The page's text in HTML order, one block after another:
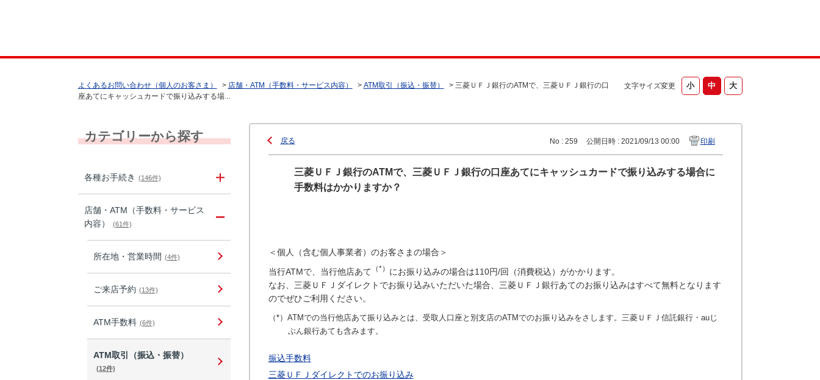
文字サイズ変更
よくあるお問い合わせ（個人のお客さま） > 店舗・ATM（手数料・サービス内容） > ATM取引（振込・振替） > 三菱ＵＦＪ銀行のATMで、三菱ＵＦＪ銀行の口
座あてにキャッシュカードで振り込みする場...
カテゴリーから探す
各種お手続き (146件)
店舗・ATM（手数料・サービス
内容）
(61件)
所在地・営業時間 (4件)
ご来店予約 (13件)
ATM手数料 (6件)
ATM取引（振込・振替）
(12件)
戻る No : 259 公開日時 : 2021/09/13 00:00 印刷
三菱ＵＦＪ銀行のATMで、三菱ＵＦＪ銀行の口座あてにキャッシュカードで振り込みする場合に
手数料はかかりますか？
＜個人（含む個人事業者）のお客さまの場合＞
当行ATMで、当行他店あて （*）
にお振り込みの場合は110円/回（消費税込）がかかります。
なお、三菱ＵＦＪダイレクトでお振り込みいただいた場合、三菱ＵＦＪ銀行あてのお振り込みはすべて無料となります
のでぜひご利用ください。
（*）ATMでの当行他店あて振り込みとは、受取人口座と別支店のATMでのお振り込みをさします。三菱ＵＦＪ信託銀行・auじ
ぶん銀行あても含みます。
振込手数料
三菱ＵＦＪダイレクトでのお振り込み